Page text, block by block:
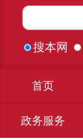
搜本网
首页
政务服务